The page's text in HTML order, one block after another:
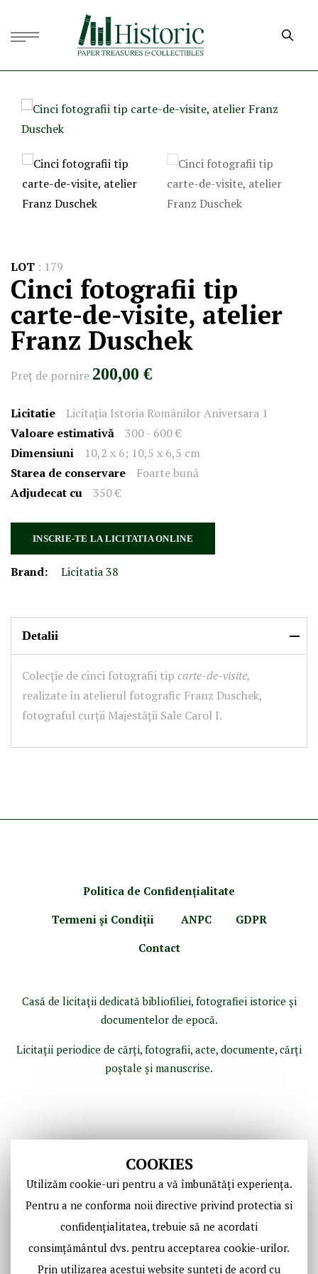
LOT : 179
Cinci fotografii tip
carte-de-visite, atelier
Franz Duschek
Preţ de pornire 200,00 €
Licitatie
Licitația Istoria Românilor Aniversara 1
Valoare estimativă
300 - 600 €
Dimensiuni
10,2 x 6; 10,5 x 6,5 cm
Starea de conservare
Foarte bună
Adjudecat cu
350 €
INSCRIE-TE LA LICITATIA ONLINE
Brand: Licitatia 38
Detalii
Colecție de cinci fotografii tip carte-de-visite,
realizate în atelierul fotografic Franz Duschek,
fotograful curții Majestății Sale Carol I.
COOKIES
Utilizăm cookie-uri pentru a vă îmbunătăți experiența.
Pentru a ne conforma noii directive privind protectia si
confidențialitatea, trebuie să ne acordati
consimțământul dvs. pentru acceptarea cookie-urilor.
Prin utilizarea acestui website sunteți de acord cu
Politica de Confidenţialitate
Termeni şi Condiţii
ANPC
GDPR
Contact
Casă de licitaţii dedicată bibliofiliei, fotografiei istorice şi
documentelor de epocă.
Licitaţii periodice de cărţi, fotografii, acte, documente, cărţi
poştale şi manuscrise.
Copyright © Casa de Licitaţii Historic SRL